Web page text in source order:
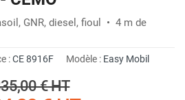
GNR, diesel, fioul • 4 m de
:CE 8916F Modèle : Easy Mobil
€HT